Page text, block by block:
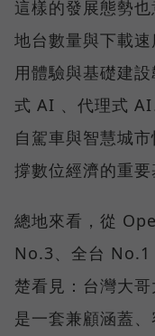
這樣的發展態勢
地台數量與下載
用體驗與基礎建
式 AI 、代理式 AI
自駕車與智慧城
撐數位經濟的重要
總地來看，從
No.3、全台 No.1
楚看見：台灣大
是一套兼顧涵蓋